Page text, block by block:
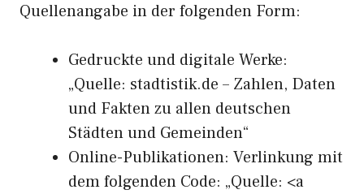
Quellenangabe in der folgenden Form:
Gedruckte und digitale Werke:
„Quelle: stadtistik.de – Zahlen, Daten
und Fakten zu allen deutschen
Städten und Gemeinden“
Online-Publikationen: Verlinkung mit
dem folgenden Code: „Quelle: <a